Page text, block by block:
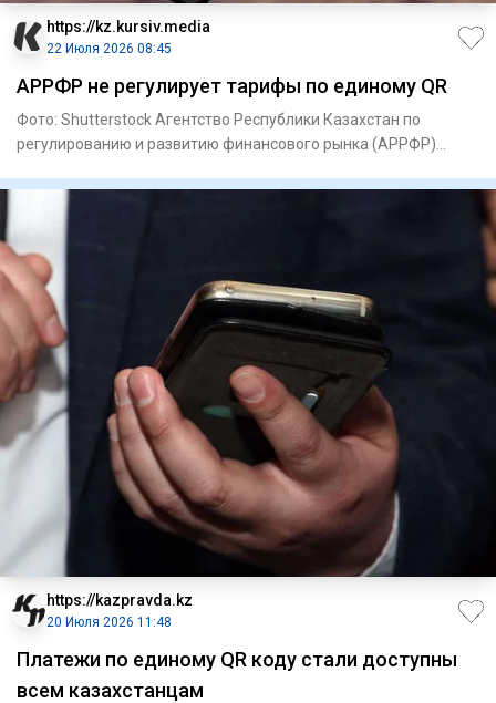
https://kz.kursiv.media
22 Июля 2026 08:45
АРРФР не регулирует тарифы по единому QR
Фото: Shutterstock Агентство Республики Казахстан по
регулированию и развитию финансового рынка (АРРФР)
https://kazpravda.kz
20 Июля 2026 11:48
Платежи по единому QR коду стали доступны
всем казахстанцам